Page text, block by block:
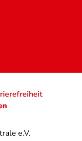
e.V.